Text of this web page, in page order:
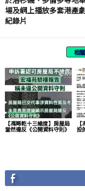
場及網上播放多套港產
紀錄片
相
【馮睎乾十三維度】房屋局
當然違反《公開資料守則》 投